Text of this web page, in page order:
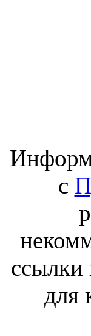
с
ссылки
для